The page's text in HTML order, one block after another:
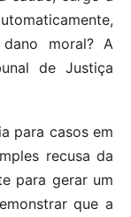
moral? A
de Justiça
para casos em
recusa da
para gerar um
que a